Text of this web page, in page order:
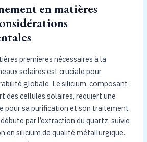
en matières
premières nécessaires à la
solaires est cruciale pour
globale. Le silicium, composant
des cellules solaires, requiert une
pour sa purification et son traitement
par l’extraction du quartz, suivie
en silicium de qualité métallurgique.